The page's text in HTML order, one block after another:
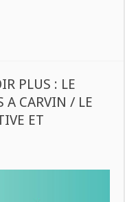
PLUS : LE
A CARVIN / LE
ET